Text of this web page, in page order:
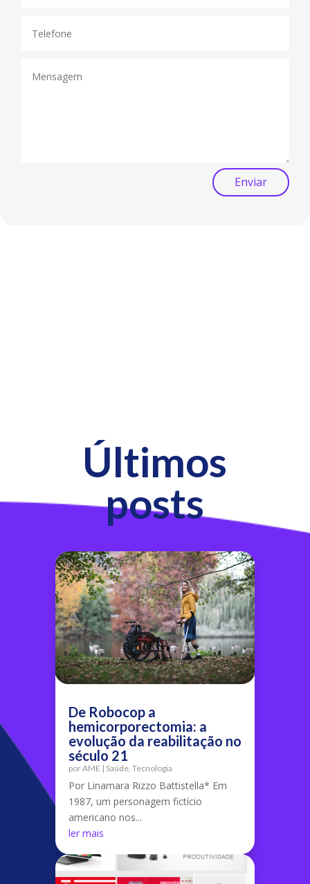
Enviar
Últimos
posts
De Robocop a
hemicorporectomia: a
evolução da reabilitação no
século 21
porAME | Saúde, Tecnologia
Por Linamara Rizzo Battistella* Em
1987, um personagem fictício
americano nos...
ler mais